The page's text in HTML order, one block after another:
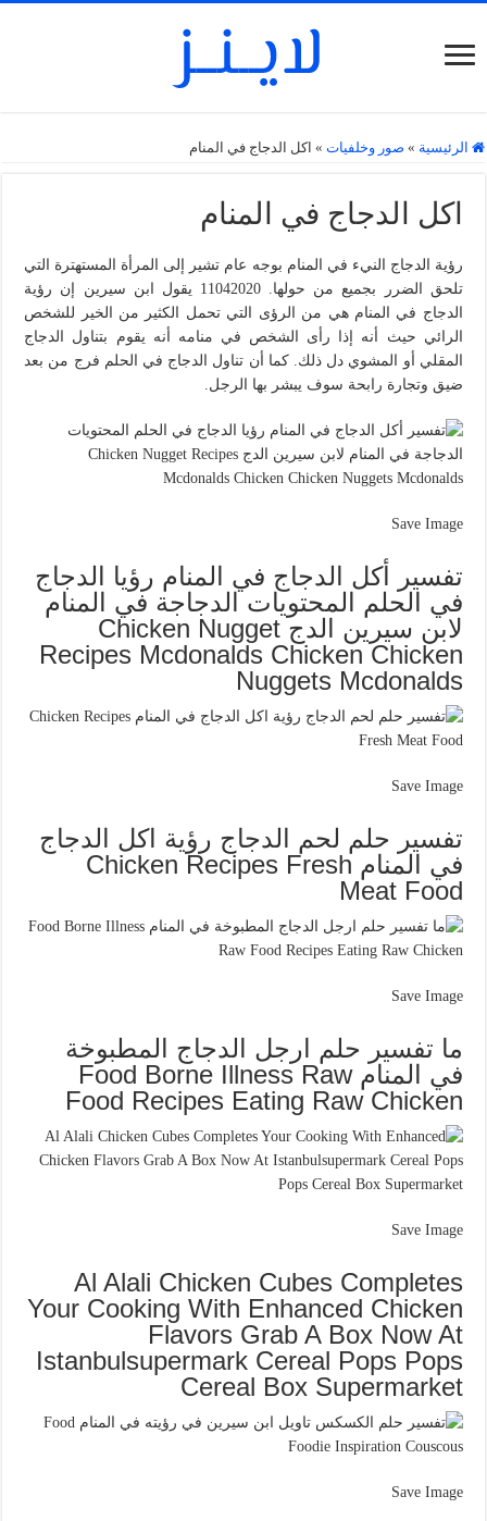
الرئيسية » صور وخلفيات » اكل الدجاج في المنام
اكل الدجاج في المنام
رؤية الدجاج النيء في المنام بوجه عام تشير إلى المرأة المستهترة التي
تلحق الضرر بجميع من حولها. 11042020 يقول ابن سيرين إن رؤية
الدجاج في المنام هي من الرؤى التي تحمل الكثير من الخير للشخص
الرائي حيث أنه إذا رأى الشخص في منامه أنه يقوم بتناول الدجاج
المقلي أو المشوي دل ذلك. كما أن تناول الدجاج في الحلم فرج من بعد
ضيق وتجارة رابحة سوف يبشر بها الرجل.
Save Image
تفسير أكل الدجاج في المنام رؤيا الدجاج
في الحلم المحتويات الدجاجة في المنام
لابن سيرين الدج Chicken Nugget
Recipes Mcdonalds Chicken Chicken
Nuggets Mcdonalds
Save Image
تفسير حلم لحم الدجاج رؤية اكل الدجاج
في المنام Chicken Recipes Fresh
Meat Food
Save Image
ما تفسير حلم ارجل الدجاج المطبوخة
في المنام Food Borne Illness Raw
Food Recipes Eating Raw Chicken
Save Image
Al Alali Chicken Cubes Completes
Your Cooking With Enhanced Chicken
Flavors Grab A Box Now At
Istanbulsupermark Cereal Pops Pops
Cereal Box Supermarket
Save Image